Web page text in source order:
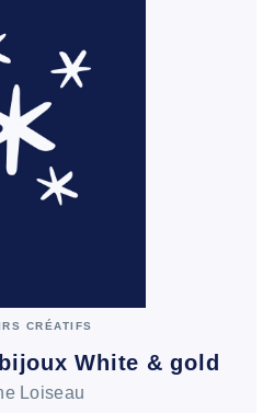
CRÉATIFS
White & gold
Loiseau